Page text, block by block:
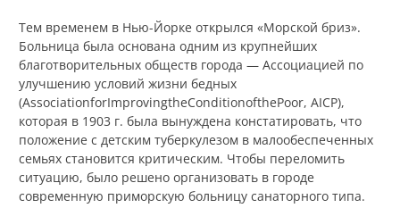
Тем временем в Нью-Йорке открылся «Морской бриз».
Больница была основана одним из крупнейших
благотворительных обществ города — Ассоциацией по
улучшению условий жизни бедных
(AssociationforImprovingtheConditionofthePoor, AICP),
которая в 1903 г. была вынуждена констатировать, что
положение с детским туберкулезом в малообеспеченных
семьях становится критическим. Чтобы переломить
ситуацию, было решено организовать в городе
современную приморскую больницу санаторного типа.